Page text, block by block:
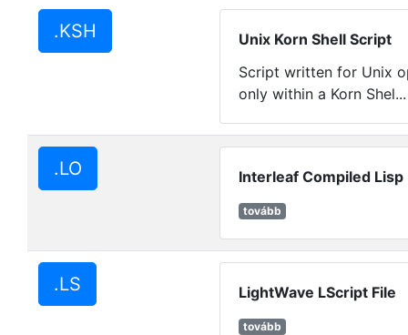
.KSH
Unix Korn Shell Script
Script written for Unix
only within a Korn
.LO Interleaf Compiled Lisp
tovább
.LS LightWave LScript File
tovább